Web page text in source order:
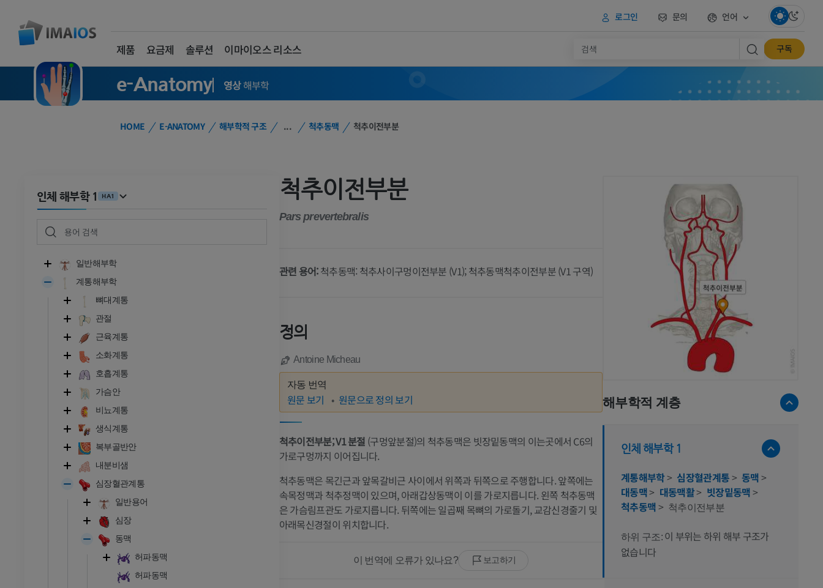
로그인 문의 언어
제품 요금제 솔루션 이마이오스 리소스 구독
e-Anatomy 영상해부학
HOME E-ANATOMY 해부학적 구조 ... 척추동맥 척추이전부분
인체 해부학 1 HA1
일반해부학
계통해부학
뼈대계통
관절
근육계통
소화계통
호흡계통
가슴안
비뇨계통
생식계통
복부골반안
내분비샘
심장혈관계통
일반용어
심장
동맥
허파동맥
허파동맥
척추이전부분
Pars prevertebralis
관련 용어:척추동맥: 척추사이구멍이전부분 (V1); 척추동맥척추이전부분 (V1 구역)
정의
Antoine Micheau
자동 번역
원문 보기 원문으로 정의 보기
척추이전부분; V1 분절 (구멍앞분절)의 척추동맥은 빗장밑동맥의 이는곳에서 C6의
가로구멍까지 이어집니다.
척추동맥은 목긴근과 앞목갈비근 사이에서 위쪽과 뒤쪽으로 주행합니다. 앞쪽에는
속목정맥과 척추정맥이 있으며, 아래갑상동맥이 이를 가로지릅니다. 왼쪽 척추동맥
은 가슴림프관도 가로지릅니다. 뒤쪽에는 일곱째 목뼈의 가로돌기, 교감신경줄기 및
아래목신경절이 위치합니다.
이 번역에 오류가 있나요? 보고하기
해부학적 계층
인체 해부학 1
계통해부학> 심장혈관계통> 동맥>
대동맥> 대동맥활> 빗장밑동맥>
척추동맥> 척추이전부분
하위 구조: 이 부위는 하위 해부 구조가
없습니다